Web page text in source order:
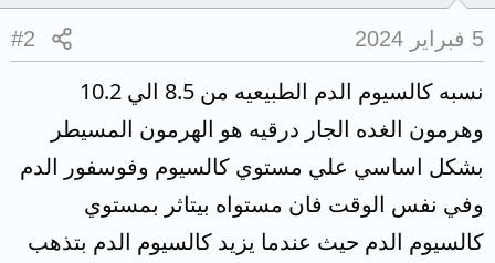
5 فبراير 2024 #2
نسبه كالسيوم الدم الطبيعيه من 8.5 الي 10.2
وهرمون الغده الجار درقيه هو الهرمون المسيطر
بشكل اساسي علي مستوي كالسيوم وفوسفور الدم
وفي نفس الوقت فان مستواه بيتاثر بمستوي
كالسيوم الدم حيث عندما يزيد كالسيوم الدم بتذهب